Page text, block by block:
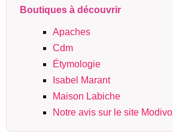
Boutiques à découvrir
Apaches
Cdm
Étymologie
Isabel Marant
Maison Labiche
Notre avis sur le site Modivo